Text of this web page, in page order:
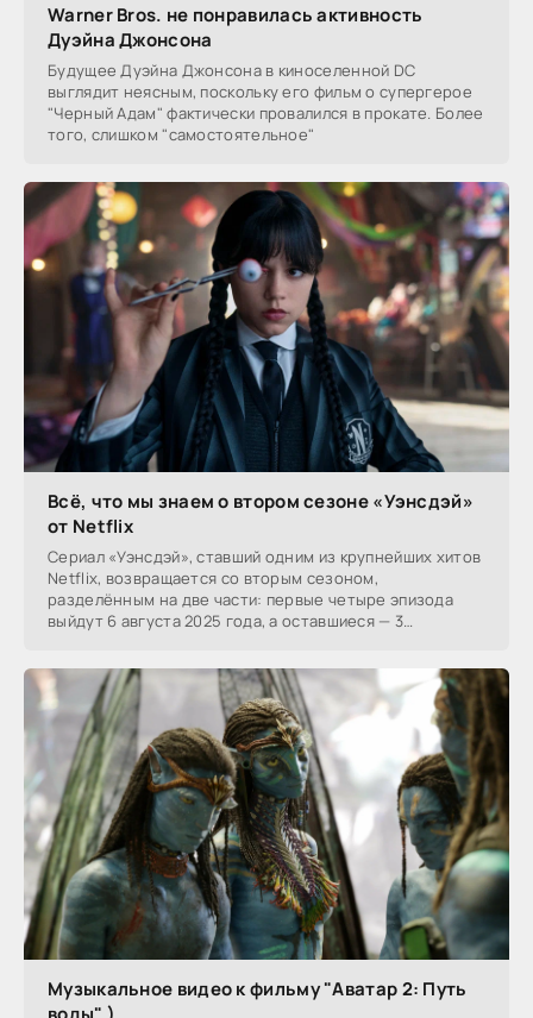
Warner Bros. не понравилась активность
Дуэйна Джонсона
Будущее Дуэйна Джонсона в киноселенной DC
выглядит неясным, поскольку его фильм о супергерое
"Черный Адам" фактически провалился в прокате. Более
того, слишком "самостоятельное"
Всё, что мы знаем о втором сезоне «Уэнсдэй»
от Netflix
Сериал «Уэнсдэй», ставший одним из крупнейших хитов
Netflix, возвращается со вторым сезоном,
разделённым на две части: первые четыре эпизода
выйдут 6 августа 2025 года, а оставшиеся — 3
Музыкальное видео к фильму "Аватар 2: Путь